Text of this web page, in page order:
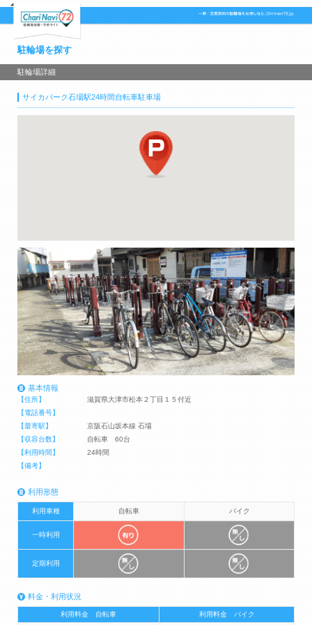
駐輪場を探す
駐輪場詳細
サイカパーク石場駅24時間自転車駐車場
基本情報
【住所】
滋賀県大津市松本２丁目１５付近
【電話番号】
【最寄駅】
京阪石山坂本線 石場
【収容台数】
自転車 60台
【利用時間】
24時間
【備考】
利用形態
利用車種 自転車 バイク
一時利用
定期利用
料金・利用状況
利用料金 自転車 利用料金 バイク